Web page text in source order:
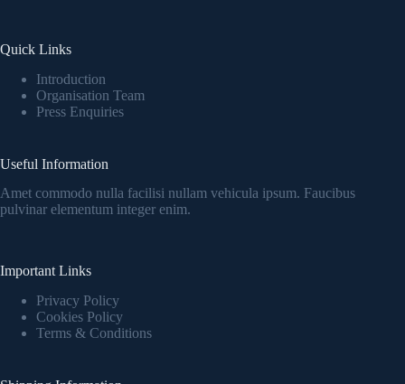
Quick Links
Introduction
Organisation Team
Press Enquiries
Useful Information
Amet commodo nulla facilisi nullam vehicula ipsum. Faucibus
pulvinar elementum integer enim.
Important Links
Privacy Policy
Cookies Policy
Terms & Conditions